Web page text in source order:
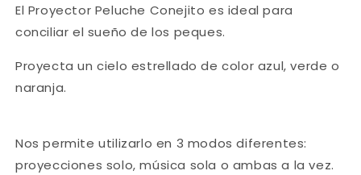
El Proyector Peluche Conejito es ideal para
conciliar el sueño de los peques.
Proyecta un cielo estrellado de color azul, verde o
naranja.
Nos permite utilizarlo en 3 modos diferentes:
proyecciones solo, música sola o ambas a la vez.